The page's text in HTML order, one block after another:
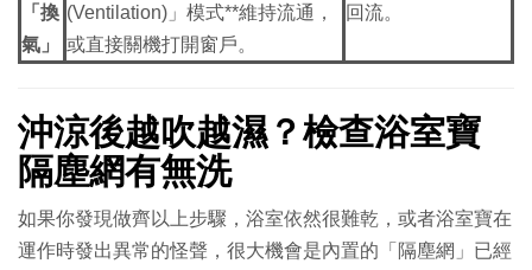
「換
氣」
(Ventilation)」模式**維持流通，
或直接關機打開窗戶。
回流。
沖涼後越吹越濕？檢查浴室寶
隔塵網有無洗
如果你發現做齊以上步驟，浴室依然很難乾，或者浴室寶在
運作時發出異常的怪聲，很大機會是內置的「隔塵網」已經